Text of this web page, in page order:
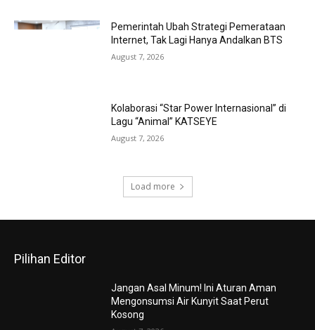
Pemerintah Ubah Strategi Pemerataan
Internet, Tak Lagi Hanya Andalkan BTS
August 7, 2026
Kolaborasi “Star Power Internasional” di
Lagu “Animal” KATSEYE
August 7, 2026
Load more
Pilihan Editor
Jangan Asal Minum! Ini Aturan Aman
Mengonsumsi Air Kunyit Saat Perut
Kosong